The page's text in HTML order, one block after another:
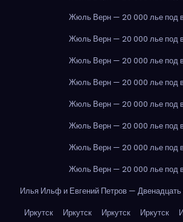
Жюль Верн — 20 000 лье под
Жюль Верн — 20 000 лье под
Жюль Верн — 20 000 лье под
Жюль Верн — 20 000 лье под
Жюль Верн — 20 000 лье под
Жюль Верн — 20 000 лье под
Жюль Верн — 20 000 лье под
Жюль Верн — 20 000 лье под
Илья Ильф и Евгений Петров — Двенадцать
Иркутск
Иркутск Иркутск Иркутск